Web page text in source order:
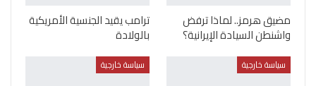
مضيق هرمز.. لماذا ترفض
واشنطن السيادة الإيرانية؟
ترامب يقيد الجنسية الأمريكية
بالولادة
سياسة خارجية سياسة خارجية